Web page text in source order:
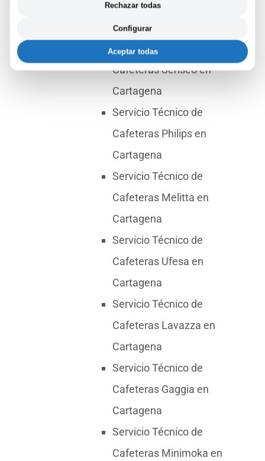
Cafeteras Smeg en
Cartagena
Servicio Técnico de
Cafeteras Senseo en
Cartagena
Servicio Técnico de
Cafeteras Philips en
Cartagena
Servicio Técnico de
Cafeteras Melitta en
Cartagena
Servicio Técnico de
Cafeteras Ufesa en
Cartagena
Servicio Técnico de
Cafeteras Lavazza en
Cartagena
Servicio Técnico de
Cafeteras Gaggia en
Cartagena
Servicio Técnico de
Cafeteras Minimoka en
Rechazar todas
Configurar
Aceptar todas